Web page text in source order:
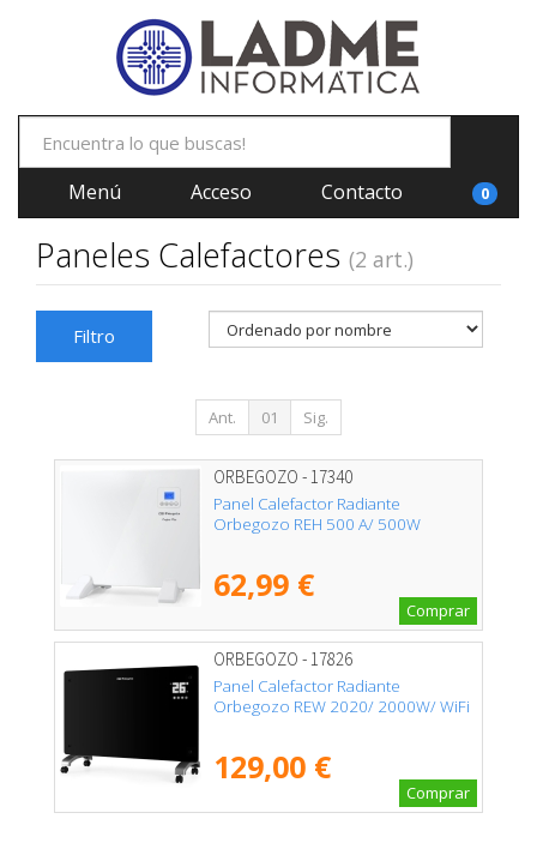
Menú Acceso Contacto 0
Paneles Calefactores (2 art.)
Filtro
Ant. 01 Sig.
ORBEGOZO - 17340
Panel Calefactor Radiante
Orbegozo REH 500 A/ 500W
62,99 €
Comprar
ORBEGOZO - 17826
Panel Calefactor Radiante
Orbegozo REW 2020/ 2000W/ WiFi
129,00 €
Comprar